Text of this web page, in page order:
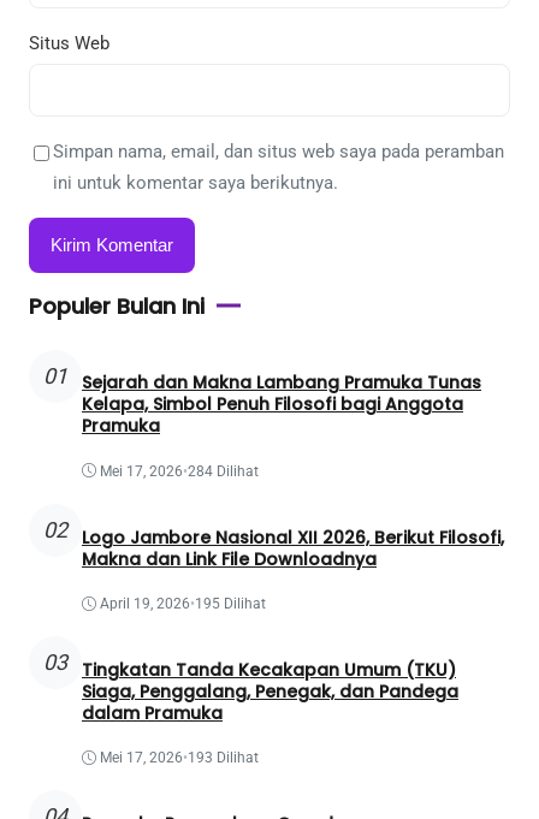
Situs Web
Simpan nama, email, dan situs web saya pada peramban
ini untuk komentar saya berikutnya.
Populer Bulan Ini
01
Sejarah dan Makna Lambang Pramuka Tunas
Kelapa, Simbol Penuh Filosofi bagi Anggota
Pramuka
Mei 17, 2026•284 Dilihat
02
Logo Jambore Nasional XII 2026, Berikut Filosofi,
Makna dan Link File Downloadnya
April 19, 2026•195 Dilihat
03
Tingkatan Tanda Kecakapan Umum (TKU)
Siaga, Penggalang, Penegak, dan Pandega
dalam Pramuka
Mei 17, 2026•193 Dilihat